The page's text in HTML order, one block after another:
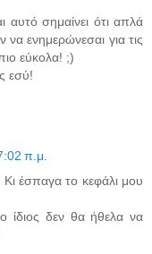
αυτό σημαίνει ότι απλά
να ενημερώνεσαι για τις
εύκολα! ;)
εσύ!
π.μ.
έσπαγα το κεφάλι μου
ίδιος δεν θα ήθελα να